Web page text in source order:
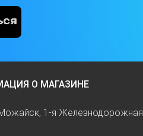
О МАГАЗИНЕ
1-я Железнодорожная